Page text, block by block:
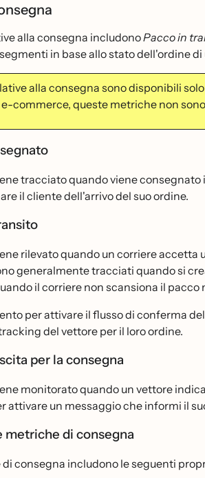
alla consegna includonoPacco in
in base allo stato dell'ordine di
alla consegna sono disponibili
commerce, queste metriche non
tracciato quando viene
il cliente dell'arrivo del suo ordine.
rilevato quando un corriere
generalmente tracciati quando si
il corriere non scansiona il pacco
per attivare il flusso di conferma
del vettore per il loro ordine.
per la consegna
monitorato quando un vettore
attivare un messaggio che informi il
metriche di consegna
consegna includono le seguenti